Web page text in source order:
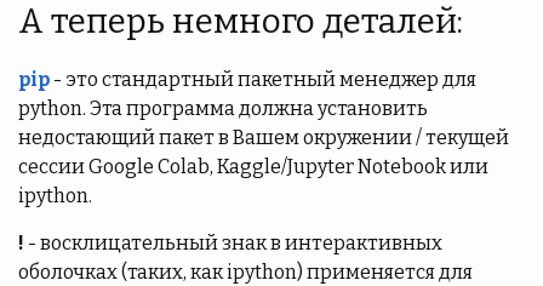
А теперь немного деталей:
pip - это стандартный пакетный менеджер для
python. Эта программа должна установить
недостающий пакет в Вашем окружении / текущей
сессии Google Colab, Kaggle/Jupyter Notebook или
ipython.
! - восклицательный знак в интерактивных
оболочках (таких, как ipython) применяется для